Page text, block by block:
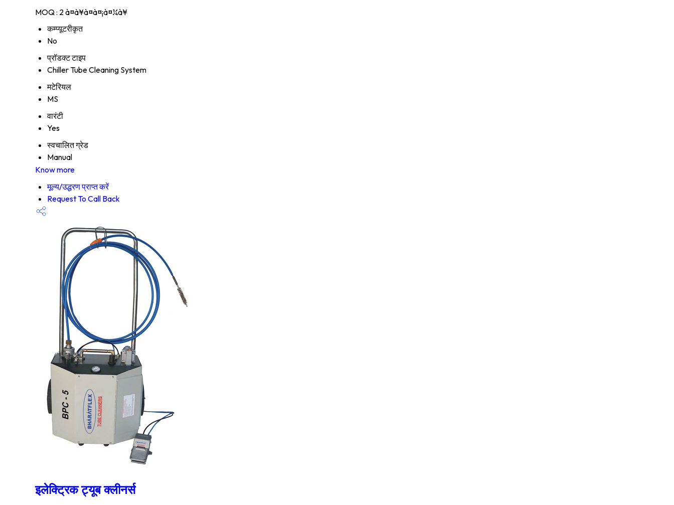
MOQ : 2 à¤à¥à¤à¤¡à¤¼à¥
कम्प्यूटरीकृत
No
प्रॉडक्ट टाइप
Chiller Tube Cleaning System
मटेरियल
MS
वारंटी
Yes
स्वचालित ग्रेड
Manual
Know more
मूल्य/उद्धरण प्राप्त करें
Request To Call Back
इलेक्ट्रिक ट्यूब क्लीनर्स